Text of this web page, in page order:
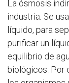
La ósmosis
industria. Se
líquido, para
purificar un
equilibrio de
biológicos. Por